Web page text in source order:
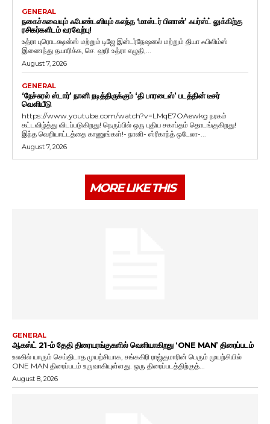
GENERAL
நகைச்சுவையும் ஃபேண்டஸியும் கலந்த ‘மாஸ்டர் பிளான்’ ஃபர்ஸ்ட் லுக்கிற்கு
ரசிகர்களிடம் வரவேற்பு!
உத்ரா புரொடக்ஷன்ஸ் மற்றும் டிஜே இன்டர்நேஷனல் மற்றும் தியா ஃபிலிம்ஸ்
இணைந்து தயாரிக்க, செ. ஹரி உத்ரா எழுதி,...
August 7, 2026
GENERAL
‘நேச்சுரல் ஸ்டார்’ நானி நடித்திருக்கும் ‘தி பாரடைஸ்’ படத்தின் டீசர்
வெளியீடு
https://www.youtube.com/watch?v=LMqE7OAewkg நரகம்
கட்டவிழ்த்து விடப்படுகிறது! நெருப்பில் ஒரு புதிய சகாப்தம் தொடங்குகிறது!
இந்த வெறியாட்டத்தை காணுங்கள்!- நானி- ஸ்ரீகாந்த் ஒடேலா-...
August 7, 2026
MORE LIKE THIS
GENERAL
ஆகஸ்ட் 21-ம் தேதி திரையரங்குகளில் வெளியாகிறது ‘ONE MAN’ திரைப்படம்
உலகில் யாரும் செய்திடாத முயற்சியாக, சங்ககிரி ராஜ்குமாரின் பெரும் முயற்சியில்
ONE MAN திரைப்படம் உருவாகியுள்ளது. ஒரு திரைப்படத்திற்குத்...
August 8, 2026